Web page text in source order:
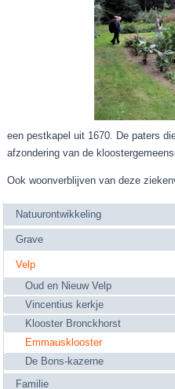
een pestkapel uit 1670. De paters
afzondering van de
Ook woonverblijven van deze
Natuurontwikkeling
Grave
Velp
Oud en Nieuw Velp
Vincentius kerkje
Klooster Bronckhorst
Emmausklooster
De Bons-kazerne
Familie